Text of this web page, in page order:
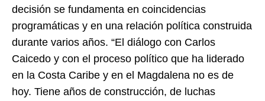
decisión se fundamenta en coincidencias
programáticas y en una relación política construida
durante varios años. “El diálogo con Carlos
Caicedo y con el proceso político que ha liderado
en la Costa Caribe y en el Magdalena no es de
hoy. Tiene años de construcción, de luchas